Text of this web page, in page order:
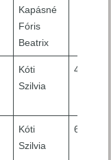
Kapásné
Fóris
Beatrix
Kóti
Szilvia
4
Kóti
Szilvia
6